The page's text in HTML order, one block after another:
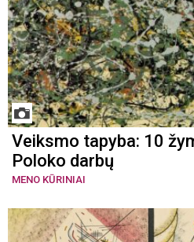
Veiksmo tapyba: 10
Poloko darbų
MENO KŪRINIAI